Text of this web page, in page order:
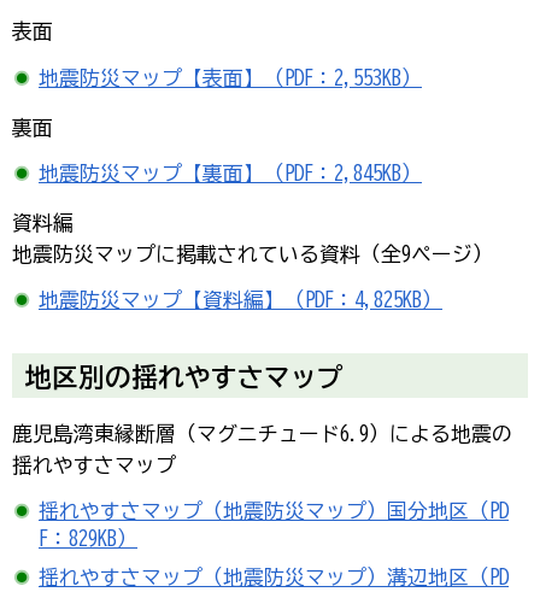
表面
地震防災マップ【表面】（PDF：2,553KB）
裏面
地震防災マップ【裏面】（PDF：2,845KB）
資料編
地震防災マップに掲載されている資料（全9ページ）
地震防災マップ【資料編】（PDF：4,825KB）
地区別の揺れやすさマップ
鹿児島湾東縁断層（マグニチュード6.9）による地震の
揺れやすさマップ
揺れやすさマップ（地震防災マップ）国分地区（PD
F：829KB）
揺れやすさマップ（地震防災マップ）溝辺地区（PD